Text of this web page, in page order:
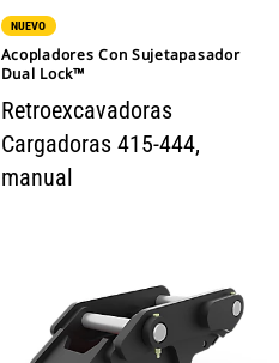
NUEVO
Acopladores Con Sujetapasador
Dual Lock™
Retroexcavadoras
Cargadoras 415-444,
manual